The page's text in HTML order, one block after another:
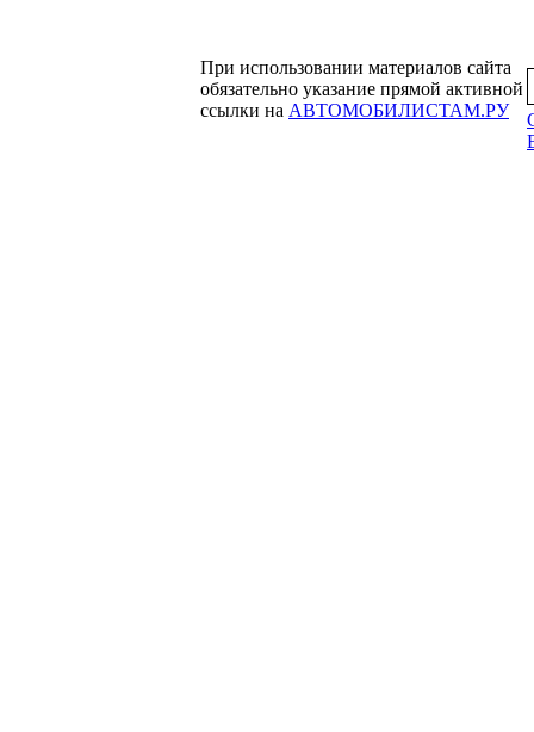
При использовании материалов сайта
обязательно указание прямой активной
ссылки на АВТОМОБИЛИСТАМ.РУ